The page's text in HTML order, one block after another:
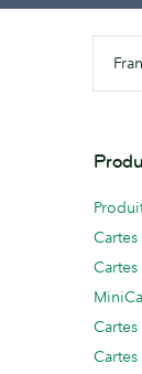
Cartes